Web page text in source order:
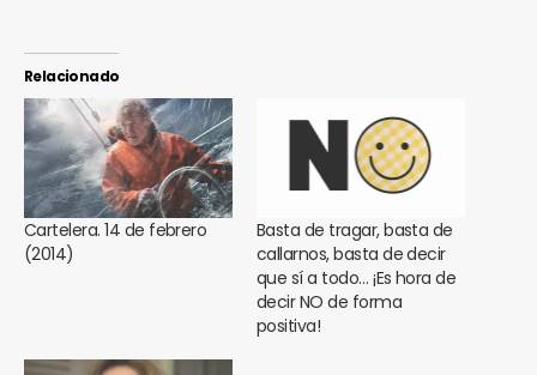
Relacionado
Cartelera. 14 de febrero
(2014)
Basta de tragar, basta de
callarnos, basta de decir
que sí a todo… ¡Es hora de
decir NO de forma
positiva!